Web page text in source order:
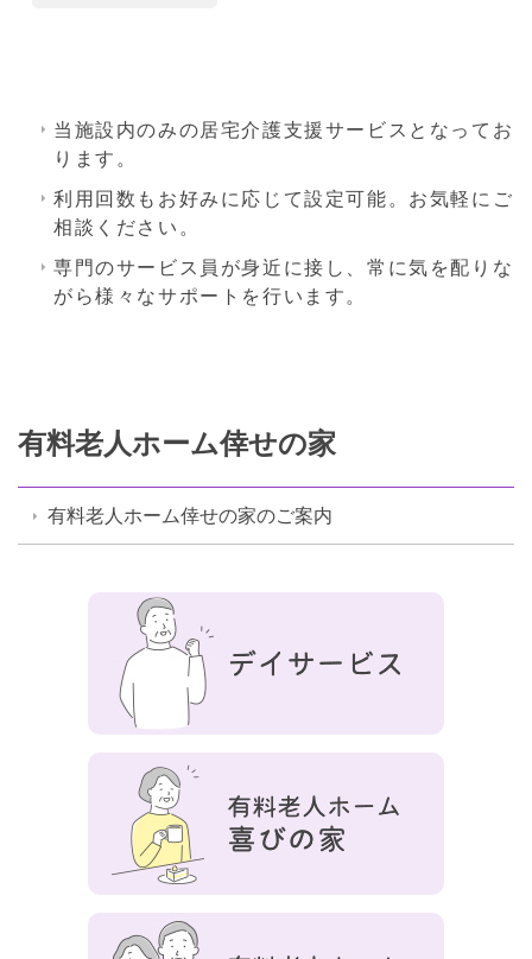
当施設内のみの居宅介護支援サービスとなってお
ります。
利用回数もお好みに応じて設定可能。お気軽にご
相談ください。
専門のサービス員が身近に接し、常に気を配りな
がら様々なサポートを行います。
有料老人ホーム倖せの家
有料老人ホーム倖せの家のご案内